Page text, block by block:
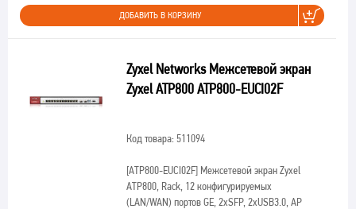
ДОБАВИТЬ В КОРЗИНУ
Zyxel Networks Межсетевой экран
Zyxel ATP800 ATP800-EUCI02F
Код товара: 511094
[ATP800-EUCI02F]Межсетевой экран Zyxel
ATP800, Rack, 12 конфигурируемых
(LAN/WAN) портов GE, 2xSFP, 2xUSB3.0, AP